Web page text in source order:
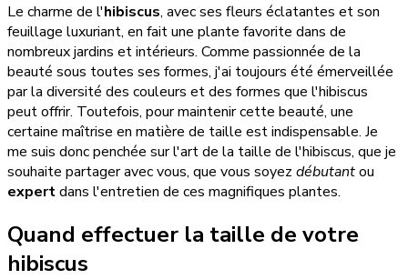
Le charme de l'hibiscus, avec ses fleurs éclatantes et son
feuillage luxuriant, en fait une plante favorite dans de
nombreux jardins et intérieurs. Comme passionnée de la
beauté sous toutes ses formes, j'ai toujours été émerveillée
par la diversité des couleurs et des formes que l'hibiscus
peut offrir. Toutefois, pour maintenir cette beauté, une
certaine maîtrise en matière de taille est indispensable. Je
me suis donc penchée sur l'art de la taille de l'hibiscus, que je
souhaite partager avec vous, que vous soyez débutantou
expertdans l'entretien de ces magnifiques plantes.
Quand effectuer la taille de votre
hibiscus